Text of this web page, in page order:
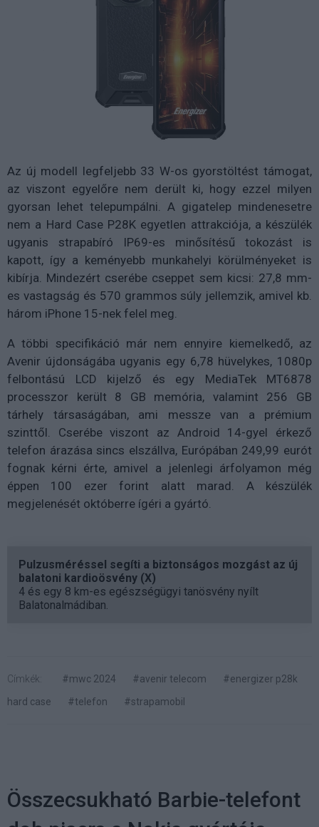
Az új modell legfeljebb 33 W-os gyorstöltést támogat,
az viszont egyelőre nem derült ki, hogy ezzel milyen
gyorsan lehet telepumpálni. A gigatelep mindenesetre
nem a Hard Case P28K egyetlen attrakciója, a készülék
ugyanis strapabíró IP69-es minősítésű tokozást is
kapott, így a keményebb munkahelyi körülményeket is
kibírja. Mindezért cserébe cseppet sem kicsi: 27,8 mm-
es vastagság és 570 grammos súly jellemzik, amivel kb.
három iPhone 15-nek felel meg.
A többi specifikáció már nem ennyire kiemelkedő, az
Avenir újdonságába ugyanis egy 6,78 hüvelykes, 1080p
felbontású LCD kijelző és egy MediaTek MT6878
processzor került 8 GB memória, valamint 256 GB
tárhely társaságában, ami messze van a prémium
szinttől. Cserébe viszont az Android 14-gyel érkező
telefon árazása sincs elszállva, Európában 249,99 eurót
fognak kérni érte, amivel a jelenlegi árfolyamon még
éppen 100 ezer forint alatt marad. A készülék
megjelenését októberre ígéri a gyártó.
Pulzusméréssel segíti a biztonságos mozgást az új
balatoni kardioösvény (X)
4 és egy 8 km-es egészségügyi tanösvény nyílt
Balatonalmádiban.
Címkék: #mwc 2024 #avenir telecom
#energizer p28k
hard case
#telefon #strapamobil
Összecsukható Barbie-telefont